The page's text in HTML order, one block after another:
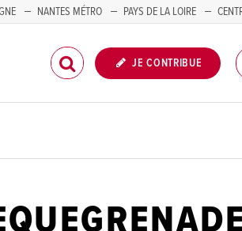
NANTES MÉTRO PAYS DE LA LOIRE
JE CONTRIBUE